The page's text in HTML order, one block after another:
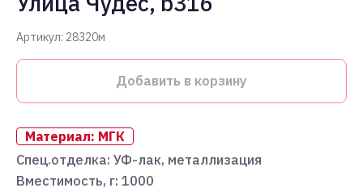
Артикул: 28320м
Добавить в корзину
Материал: МГК
Спец.отделка: УФ-лак, металлизация
Вместимость, г: 1000